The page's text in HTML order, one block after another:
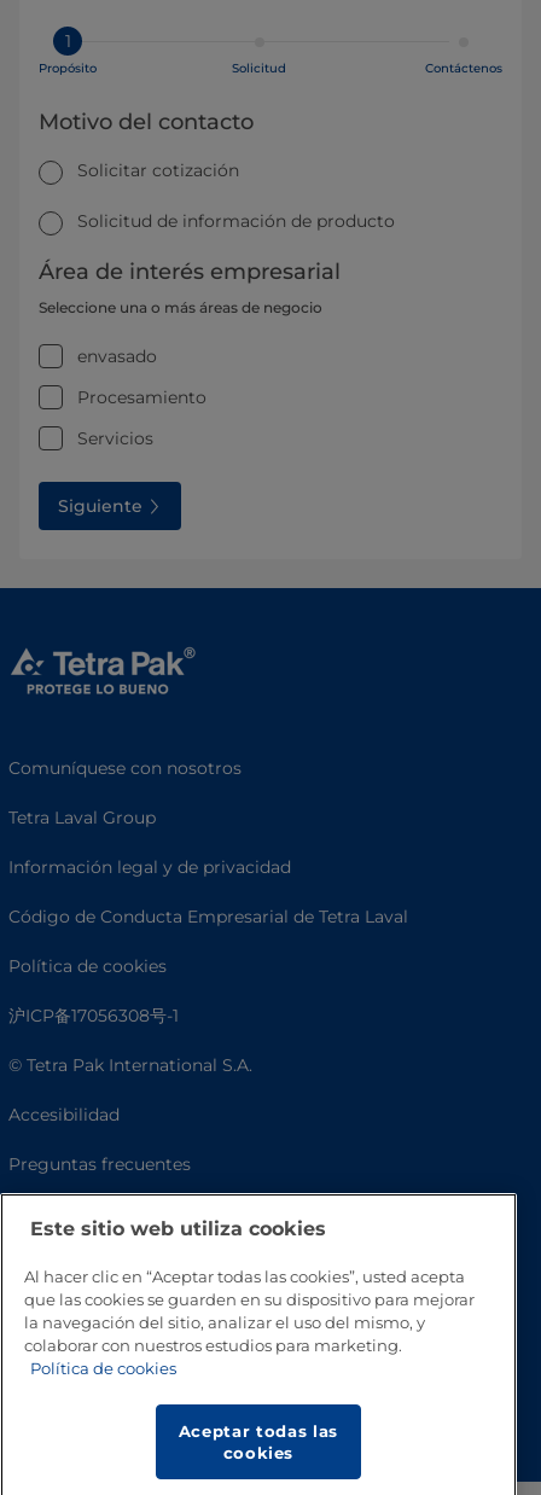
1
Propósito Solicitud Contáctenos
Motivo del contacto
Solicitar cotización
Solicitud de información de producto
Área de interés empresarial
Seleccione una o más áreas de negocio
envasado
Procesamiento
Servicios
Siguiente
Comuníquese con nosotros
Tetra Laval Group
Información legal y de privacidad
Código de Conducta Empresarial de Tetra Laval
Política de cookies
沪ICP备17056308号-1
© Tetra Pak International S.A.
Accesibilidad
Preguntas frecuentes
Este sitio web utiliza cookies
Al hacer clic en “Aceptar todas las cookies”, usted acepta
que las cookies se guarden en su dispositivo para mejorar
la navegación del sitio, analizar el uso del mismo, y
colaborar con nuestros estudios para marketing.
Política de cookies
Aceptar todas las
cookies